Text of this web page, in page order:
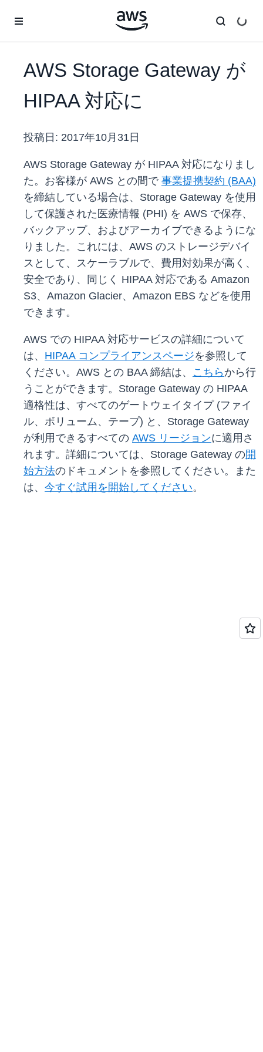
AWS Storage Gateway が
HIPAA 対応に
投稿日: 2017年10月31日
AWS Storage Gateway が HIPAA 対応になりまし
た。お客様が AWS との間で 事業提携契約 (BAA)
を締結している場合は、Storage Gateway を使用
して保護された医療情報 (PHI) を AWS で保存、
バックアップ、およびアーカイブできるようにな
りました。これには、AWS のストレージデバイ
スとして、スケーラブルで、費用対効果が高く、
安全であり、同じく HIPAA 対応である Amazon
S3、Amazon Glacier、Amazon EBS などを使用
できます。
AWS での HIPAA 対応サービスの詳細について
は、 HIPAA コンプライアンスページを参照して
ください。AWS との BAA 締結は、 こちらから行
うことができます。Storage Gateway の HIPAA
適格性は、すべてのゲートウェイタイプ (ファイ
ル、ボリューム、テープ) と、Storage Gateway
が利用できるすべての AWS リージョンに適用さ
れます。詳細については、Storage Gateway の開
始方法のドキュメントを参照してください。また
は、 今すぐ試用を開始してください。